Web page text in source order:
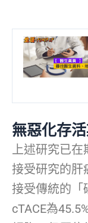
無惡化存
上述研究已
接受研究的肝
接受傳統的「
cTACE為